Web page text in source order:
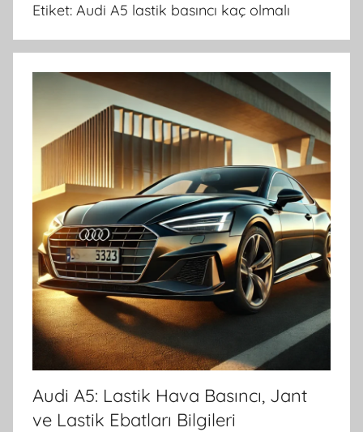
Etiket: Audi A5 lastik basıncı kaç olmalı
Audi A5: Lastik Hava Basıncı, Jant
ve Lastik Ebatları Bilgileri